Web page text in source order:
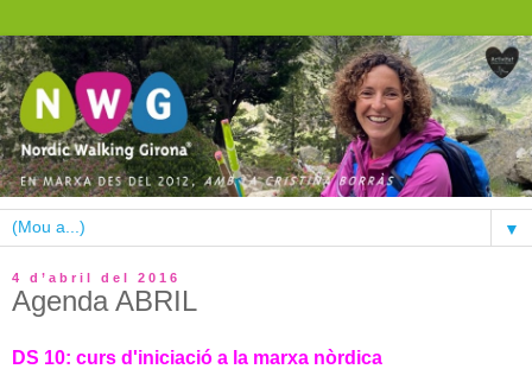
▼
4 d’abril del 2016
Agenda ABRIL
DS 10: curs d'iniciació a la marxa nòrdica